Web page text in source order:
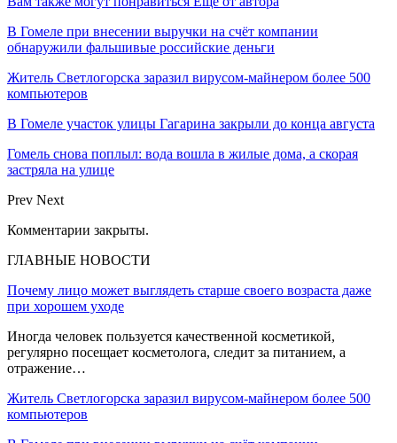
В Гомеле при внесении выручки на счёт компании
обнаружили фальшивые российские деньги
Житель Светлогорска заразил вирусом-майнером более 500
компьютеров
В Гомеле участок улицы Гагарина закрыли до конца августа
Гомель снова поплыл: вода вошла в жилые дома, а скорая
застряла на улице
Prev Next
Комментарии закрыты.
ГЛАВНЫЕ НОВОСТИ
Почему лицо может выглядеть старше своего возраста даже
при хорошем уходе
Иногда человек пользуется качественной косметикой,
регулярно посещает косметолога, следит за питанием, а
отражение…
Житель Светлогорска заразил вирусом-майнером более 500
компьютеров